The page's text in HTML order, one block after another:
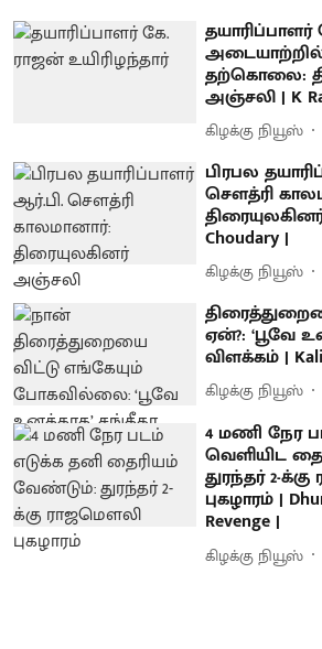
அடையாற்றில்
தற்கொலை:
அஞ்சலி | K
கிழக்கு நியூஸ்
பிரபல
சௌத்ரி
Choudary |
கிழக்கு நியூஸ்
ஏன்?: ‘பூவே
விளக்கம் |
கிழக்கு நியூஸ்
4 மணி நேர
வெளியிட
துரந்தர் 2-
புகழாரம் |
Revenge |
கிழக்கு நியூஸ்